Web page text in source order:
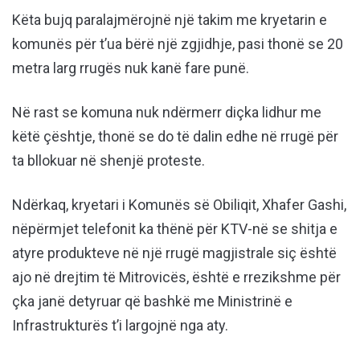
Këta bujq paralajmërojnë një takim me kryetarin e
komunës për t’ua bërë një zgjidhje, pasi thonë se 20
metra larg rrugës nuk kanë fare punë.
Në rast se komuna nuk ndërmerr diçka lidhur me
këtë çështje, thonë se do të dalin edhe në rrugë për
ta bllokuar në shenjë proteste.
Ndërkaq, kryetari i Komunës së Obiliqit, Xhafer Gashi,
nëpërmjet telefonit ka thënë për KTV-në se shitja e
atyre produkteve në një rrugë magjistrale siç është
ajo në drejtim të Mitrovicës, është e rrezikshme për
çka janë detyruar që bashkë me Ministrinë e
Infrastrukturës t’i largojnë nga aty.